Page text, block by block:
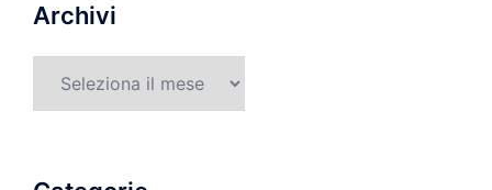
Archivi